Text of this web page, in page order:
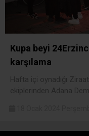
Kupa beyi
karşılama
Hafta içi oynadığı
ekiplerinden Adana